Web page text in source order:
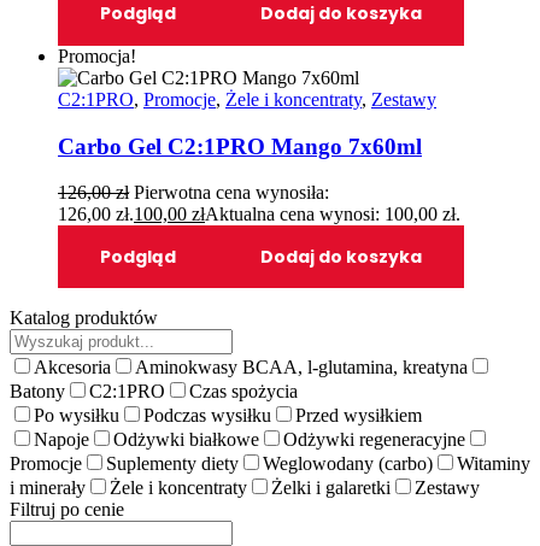
Podgląd Dodaj do koszyka
Promocja!
C2:1PRO, Promocje, Żele i koncentraty, Zestawy
Carbo Gel C2:1PRO Mango 7x60ml
126,00zł Pierwotna cena wynosiła:
126,00 zł.100,00 złAktualna cena wynosi: 100,00 zł.
Podgląd Dodaj do koszyka
Katalog produktów
Akcesoria
Aminokwasy BCAA, l-glutamina, kreatyna
Batony
C2:1PRO
Czas spożycia
Po wysiłku
Podczas wysiłku
Przed wysiłkiem
Napoje
Odżywki białkowe
Odżywki regeneracyjne
Promocje
Suplementy diety Weglowodany (carbo)
Witaminy
i minerały
Żele i koncentraty Żelki i galaretki
Zestawy
Filtruj po cenie